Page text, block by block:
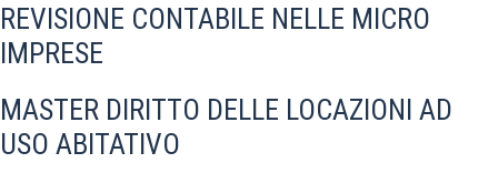
REVISIONE CONTABILE NELLE MICRO
IMPRESE
MASTER DIRITTO DELLE LOCAZIONI AD
USO ABITATIVO